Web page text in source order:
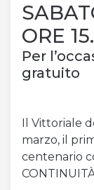
ORE
Per
gratuito
Il Vittoriale
marzo, il
centenario